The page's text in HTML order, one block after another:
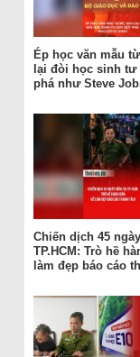
Ép học văn mẫu
lại đòi học sinh tư
phá như Steve
Chiến dịch 45
TP.HCM: Trò hề
làm đẹp báo cáo